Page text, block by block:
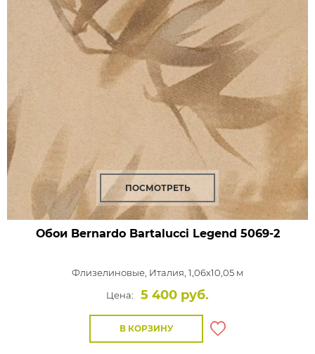
ПОСМОТРЕТЬ
Обои Bernardo Bartalucci Legend 5069-2
Флизелиновые, Италия, 1,06x10,05 м
Цена:
5 400 руб.
В КОРЗИНУ